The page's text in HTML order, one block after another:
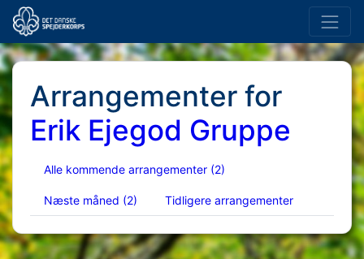
Arrangementer for
Erik Ejegod Gruppe
Alle kommende arrangementer (2)
Næste måned (2) Tidligere arrangementer